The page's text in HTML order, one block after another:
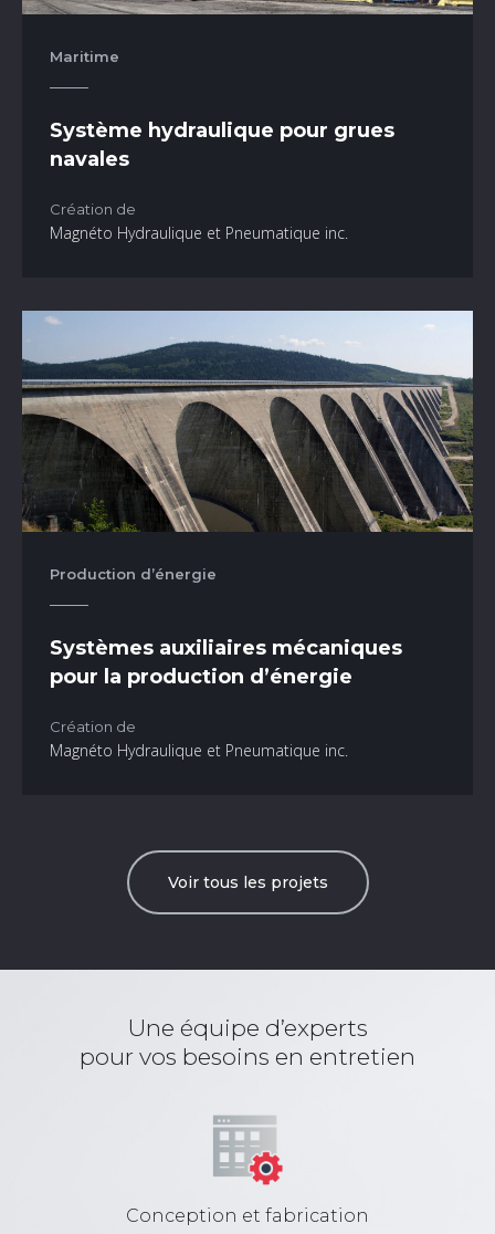
Maritime
Système hydraulique pour grues
navales
Création de
Magnéto Hydraulique et Pneumatique inc.
Production d’énergie
Systèmes auxiliaires mécaniques
pour la production d’énergie
Création de
Magnéto Hydraulique et Pneumatique inc.
Voir tous les projets
Une équipe d’experts
pour vos besoins en entretien
Conception et fabrication